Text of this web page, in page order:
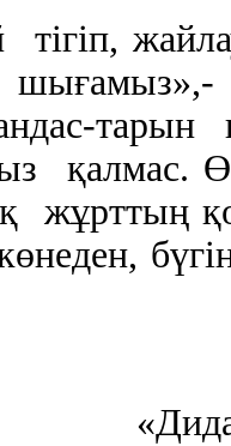
қалмас.
жұрттың